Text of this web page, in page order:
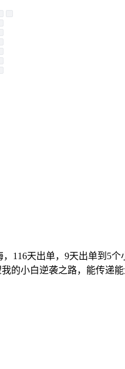
116天出单，9天出单到5
的小白逆袭之路，能传递